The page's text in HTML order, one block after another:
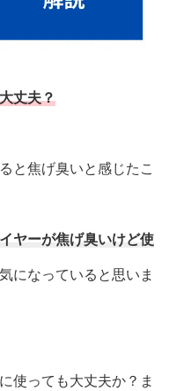
丈夫？
と焦げ臭いと感じたこ
ヤーが焦げ臭いけど使
になっていると思いま
使っても大丈夫か？ま